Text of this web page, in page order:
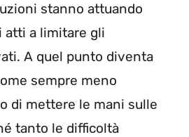
stanno attuando
atti a limitare gli
A quel punto diventa
sempre meno
di mettere le mani sulle
tanto le difficoltà